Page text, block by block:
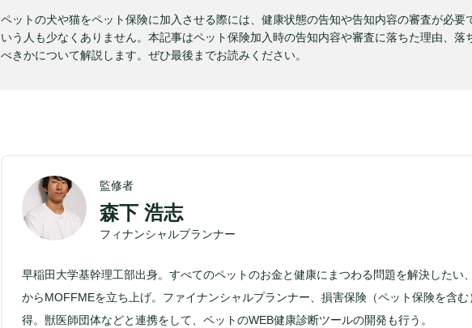
ペットの犬や猫をペット保険に加入させる際には、健康状態の告知や告知内容の審査が必要
いう人も少なくありません。本記事はペット保険加入時の告知内容や審査に落ちた理由、落
べきかについて解説します。ぜひ最後までお読みください。
監修者
森下 浩志
フィナンシャルプランナー
早稲田大学基幹理工部出身。すべてのペットのお金と健康にまつわる問題を解決したい
からMOFFMEを立ち上げ。ファイナンシャルプランナー、損害保険（ペット保険を含
得。獣医師団体などと連携をして、ペットのWEB健康診断ツールの開発も行う。